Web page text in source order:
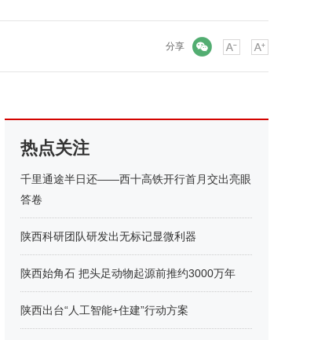
分享
热点关注
千里通途半日还——西十高铁开行首月交出亮眼
答卷
陕西科研团队研发出无标记显微利器
陕西始角石 把头足动物起源前推约3000万年
陕西出台“人工智能+住建”行动方案